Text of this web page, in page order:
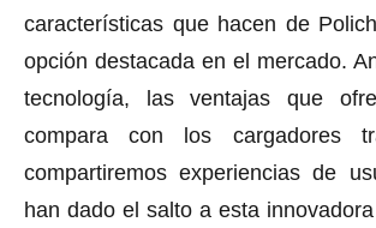
características que hacen de
opción destacada en el mercado.
tecnología, las ventajas que
compara con los cargadores
compartiremos experiencias de
han dado el salto a esta